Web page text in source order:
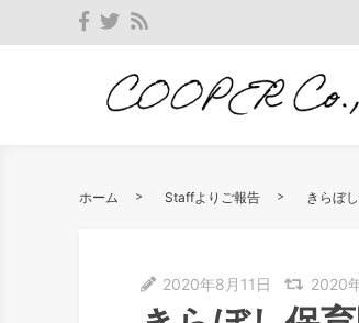
ホーム Staffよりご報告 きらぼ
2020年8月11日 2020